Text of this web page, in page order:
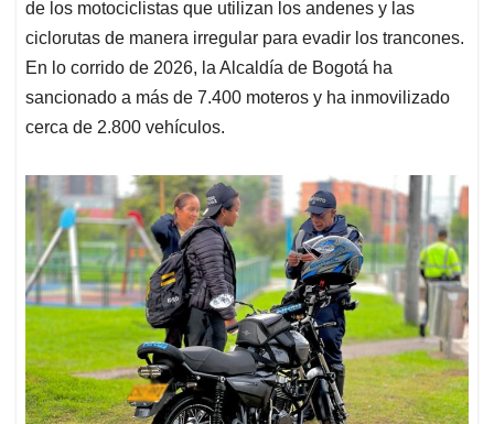
de los motociclistas que utilizan los andenes y las
ciclorutas de manera irregular para evadir los trancones.
En lo corrido de 2026, la Alcaldía de Bogotá ha
sancionado a más de 7.400 moteros y ha inmovilizado
cerca de 2.800 vehículos.